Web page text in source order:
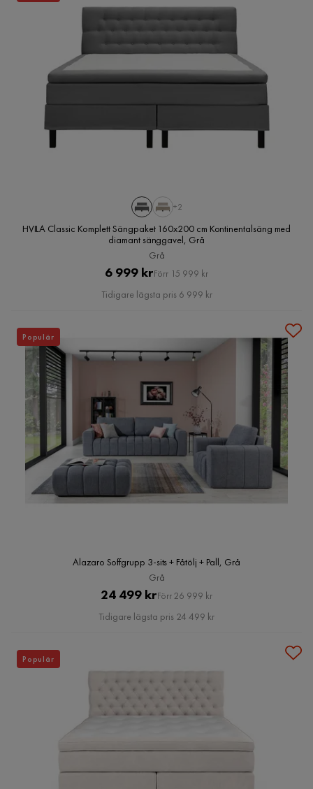
+2
HVILA Classic Komplett Sängpaket 160x200 cm Kontinentalsäng med
diamant sänggavel, Grå
Grå
Pris
6 999 krOriginal
Pris
Förr 15 999 kr
Tidigare lägsta pris 6 999 kr
Alazaro Soffgrupp 3-sits + Fåtölj + Pall, Grå
Grå
Pris
24 499 krOriginal
Pris
Förr 26 999 kr
Tidigare lägsta pris 24 499 kr
Populär
Populär